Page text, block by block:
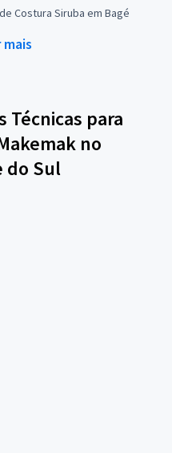
Costura Siruba em Bagé
Técnicas para
no
do Sul